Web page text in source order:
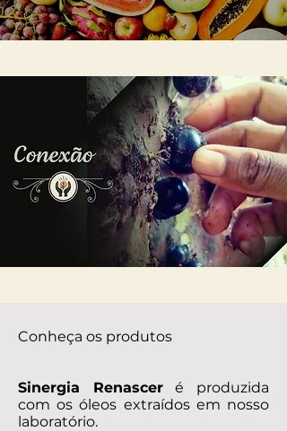
Conheça os produtos
Sinergia Renasceré produzida
com os óleos extraídos em nosso
laboratório.